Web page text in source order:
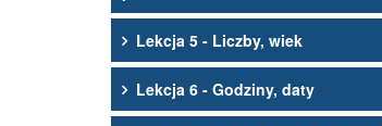
Lekcja 5 - Liczby, wiek
Lekcja 6 - Godziny, daty